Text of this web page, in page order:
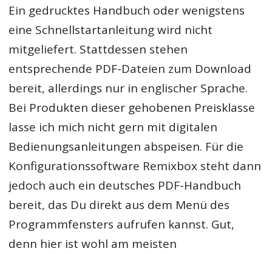
Ein gedrucktes Handbuch oder wenigstens
eine Schnellstartanleitung wird nicht
mitgeliefert. Stattdessen stehen
entsprechende PDF-Dateien zum Download
bereit, allerdings nur in englischer Sprache.
Bei Produkten dieser gehobenen Preisklasse
lasse ich mich nicht gern mit digitalen
Bedienungsanleitungen abspeisen. Für die
Konfigurationssoftware Remixbox steht dann
jedoch auch ein deutsches PDF-Handbuch
bereit, das Du direkt aus dem Menü des
Programmfensters aufrufen kannst. Gut,
denn hier ist wohl am meisten